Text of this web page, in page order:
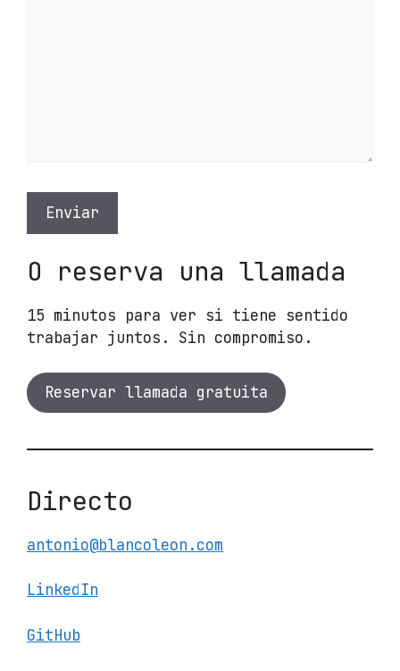
O reserva una llamada
15 minutos para ver si tiene sentido
trabajar juntos. Sin compromiso.
Reservar llamada gratuita
Directo
antonio@blancoleon.com
LinkedIn
GitHub